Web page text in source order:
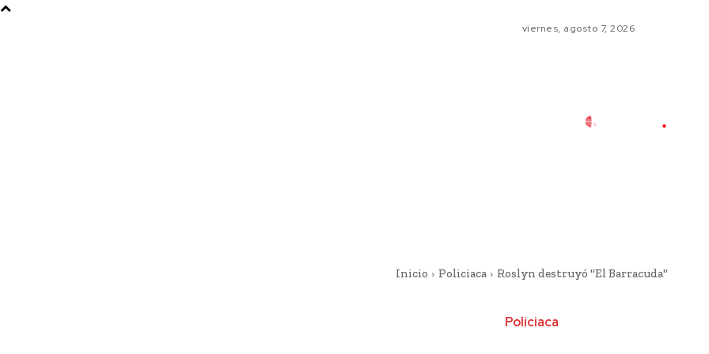
viernes, agosto 7, 2026
Inicio Policiaca Roslyn destruyó "El Barracuda"
Policiaca